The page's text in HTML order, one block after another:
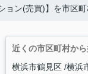
ョン(売買)】を市区
近くの市区町村か
横浜市鶴見区 横浜